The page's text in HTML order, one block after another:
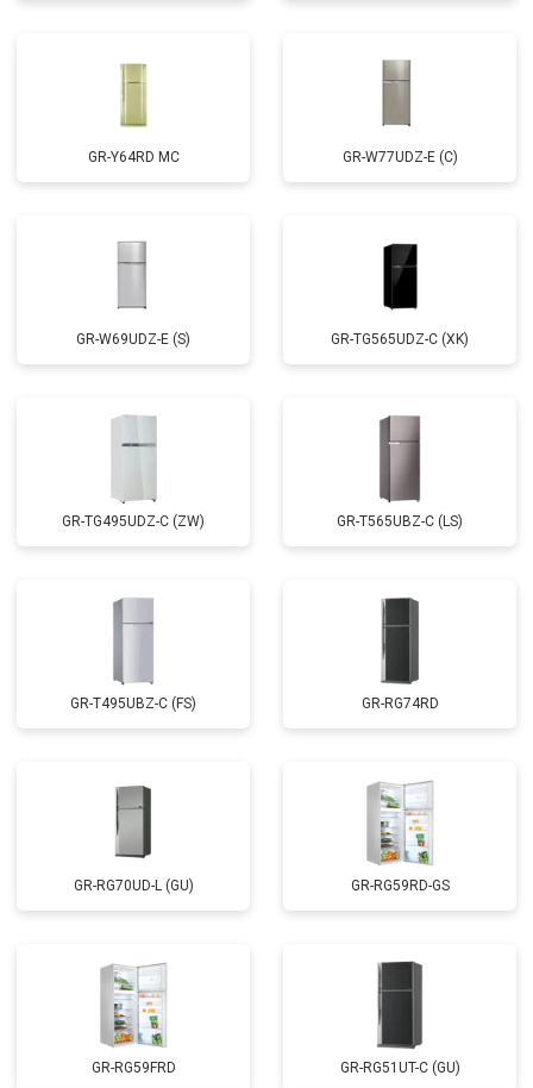
GR-Y64RD MC GR-W77UDZ-E (C)
GR-W69UDZ-E (S) GR-TG565UDZ-C (XK)
GR-TG495UDZ-C (ZW) GR-T565UBZ-C (LS)
GR-T495UBZ-C (FS) GR-RG74RD
GR-RG70UD-L (GU) GR-RG59RD-GS
GR-RG59FRD GR-RG51UT-C (GU)